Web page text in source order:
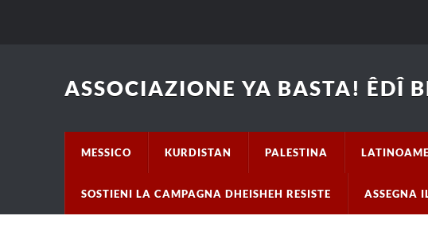
ASSOCIAZIONE YA BASTA! ÊDÎ
MESSICO KURDISTAN PALESTINA
SOSTIENI LA CAMPAGNA DHEISHEH RESISTE ASSEGNA